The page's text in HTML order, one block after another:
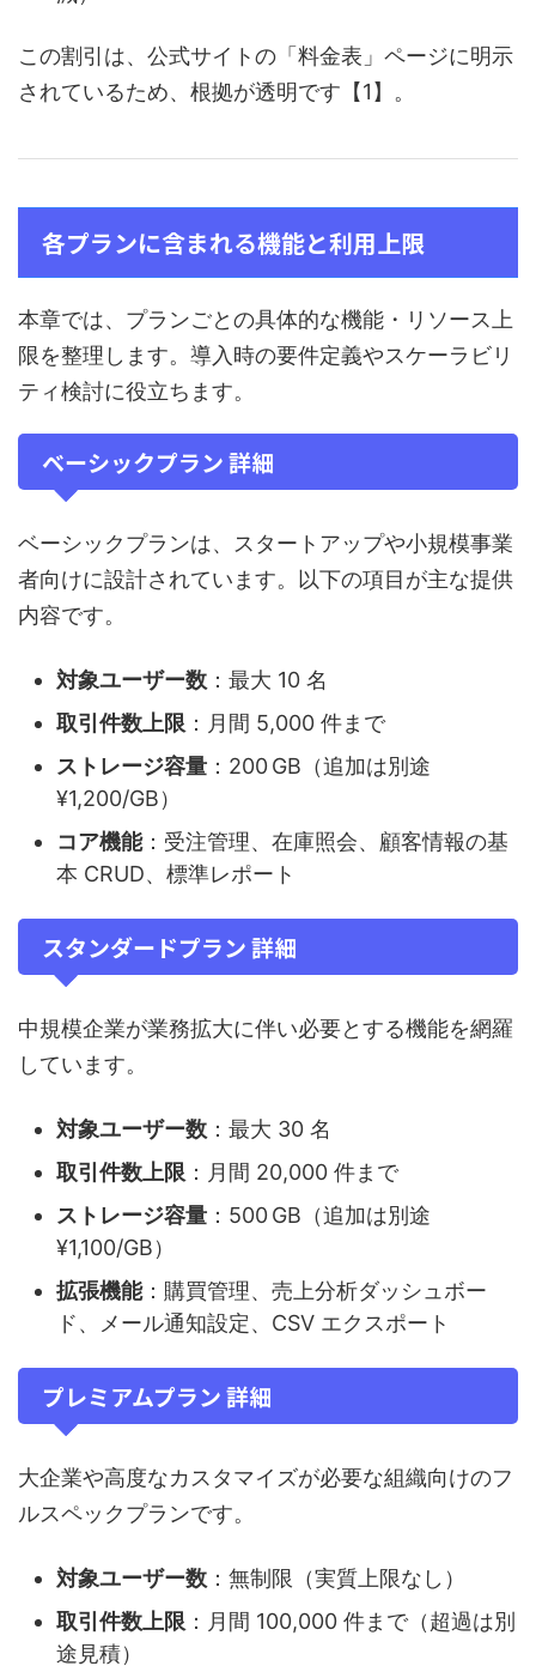
この割引は、公式サイトの「料金表」ページに明示
されているため、根拠が透明です【1】。
各プランに含まれる機能と利用上限
本章では、プランごとの具体的な機能・リソース上
限を整理します。導入時の要件定義やスケーラビリ
ティ検討に役立ちます。
ベーシックプラン 詳細
ベーシックプランは、スタートアップや小規模事業
者向けに設計されています。以下の項目が主な提供
内容です。
対象ユーザー数 ：最大 10 名
取引件数上限 ：月間 5,000 件まで
ストレージ容量 ：200 GB（追加は別途
¥1,200/GB）
コア機能：受注管理、在庫照会、顧客情報の基
本 CRUD、標準レポート
スタンダードプラン 詳細
中規模企業が業務拡大に伴い必要とする機能を網羅
しています。
対象ユーザー数 ：最大 30 名
取引件数上限 ：月間 20,000 件まで
ストレージ容量 ：500 GB（追加は別途
¥1,100/GB）
拡張機能：購買管理、売上分析ダッシュボー
ド、メール通知設定、CSV エクスポート
プレミアムプラン 詳細
大企業や高度なカスタマイズが必要な組織向けのフ
ルスペックプランです。
対象ユーザー数 ：無制限（実質上限なし）
取引件数上限 ：月間 100,000 件まで（超過は別
途見積）